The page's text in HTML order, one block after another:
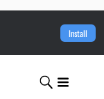
Install